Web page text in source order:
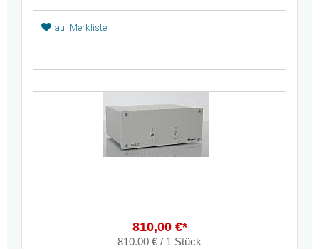
auf Merkliste
810,00 €*
810.00 € / 1 Stück